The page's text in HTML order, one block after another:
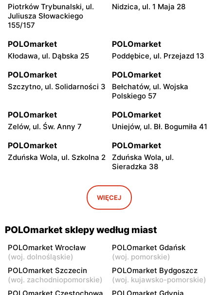
Piotrków Trybunalski, ul.
Juliusza Słowackiego
155/157
Nidzica, ul. 1 Maja 28
POLOmarket
Kłodawa, ul. Dąbska 25
POLOmarket
Poddębice, ul. Przejazd 13
POLOmarket
Szczytno, ul. Solidarności 3
POLOmarket
Bełchatów, ul. Wojska
Polskiego 57
POLOmarket
Zelów, ul. Św. Anny 7
POLOmarket
Uniejów, ul. Bł. Bogumiła 41
POLOmarket
Zduńska Wola, ul. Szkolna 2
POLOmarket
Zduńska Wola, ul.
Sieradzka 38
POLOmarket
Czernikowo, ul. Mikołaja
Reja 22
POLOmarket
Koło, ul. Niezłomnych 12
POLOmarket
Koło, ul. Blizna 26
POLOmarket
Kurzętnik, ul. Henryka
Sienkiewicza 3
POLOmarket
Kleszczów, ul. Grzybowa 1
WIĘCEJ
POLOmarket sklepy według miast
POLOmarket Wrocław
(woj. dolnośląskie)
POLOmarket Gdańsk
(woj. pomorskie)
POLOmarket Szczecin
(woj. zachodniopomorskie)
POLOmarket Bydgoszcz
(woj. kujawsko-pomorskie)